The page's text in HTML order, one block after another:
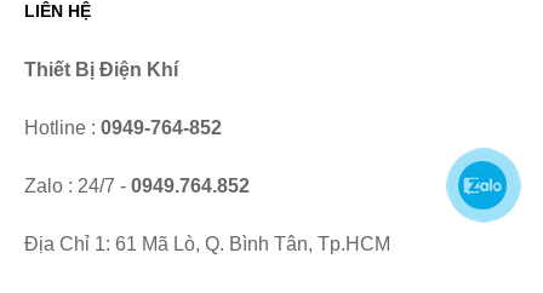
LIÊN HỆ
Thiết Bị Điện Khí
Hotline : 0949-764-852
Zalo : 24/7 - 0949.764.852
Địa Chỉ 1: 61 Mã Lò, Q. Bình Tân, Tp.HCM